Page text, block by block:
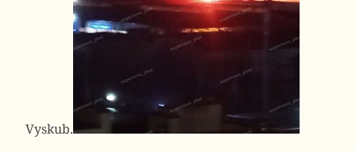
Vyskub.